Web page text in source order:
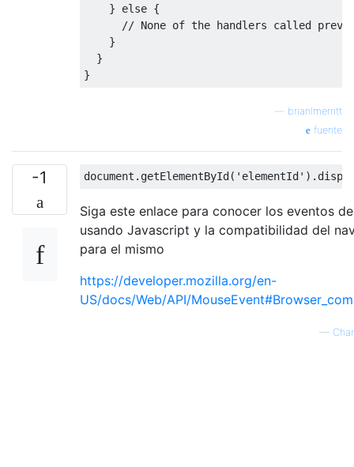
} else {
// None of the handlers called
}
}
}
brianlmerritt
fuente
-1 document . getElementById( 'elementId' ).
Siga este enlace para conocer los eventos
usando Javascript y la compatibilidad del
para el mismo
https://developer.mozilla.org/en-
US/docs/Web/API/
—